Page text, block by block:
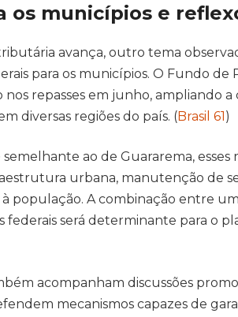
os municípios e
avança, outro tema
para os municípios. O Fundo de
repasses em junho, ampliando a
diversas regiões do país. (Brasil 61)
ao de Guararema,
urbana, manutenção de
população. A combinação entre
federais será determinante para o
acompanham discussões
mecanismos capazes de